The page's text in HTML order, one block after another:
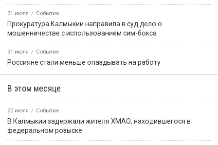
31 июля Событие
Прокуратура Калмыкии направила в суд дело о
мошенничестве с использованием сим-бокса
31 июля Событие
Россияне стали меньше опаздывать на работу
В этом месяце
20 июля Событие
В Калмыкии задержали жителя ХМАО, находившегося в
федеральном розыске